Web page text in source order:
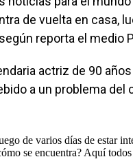
de vuelta en casa,
reporta el medio
actriz de 90
a un problema del
de varios días de estar
se encuentra? Aquí